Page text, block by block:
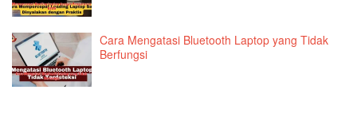
Cara Mengatasi Bluetooth Laptop yang Tidak
Berfungsi